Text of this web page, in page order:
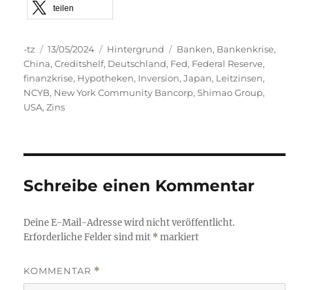
teilen
Autor
-tz
Veröffentlicht
am
13/05/2024 Kategorien
Hintergrund Schlagwörter
Banken, Bankenkrise,
China,Creditshelf, Deutschland, Fed, Federal Reserve,
finanzkrise, Hypotheken, Inversion,Japan, Leitzinsen,
NCYB, New York Community Bancorp,Shimao Group,
USA,Zins
Schreibe einen Kommentar
Deine E-Mail-Adresse wird nicht veröffentlicht.
Erforderliche Felder sind mit *markiert
KOMMENTAR *